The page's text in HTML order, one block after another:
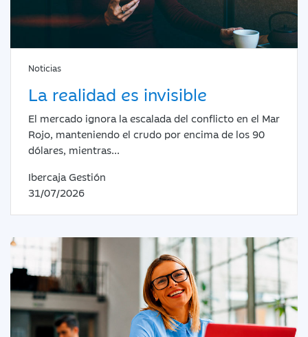
Noticias
La realidad es invisible
El mercado ignora la escalada del conflicto en el Mar
Rojo, manteniendo el crudo por encima de los 90
dólares, mientras...
Ibercaja Gestión
31/07/2026